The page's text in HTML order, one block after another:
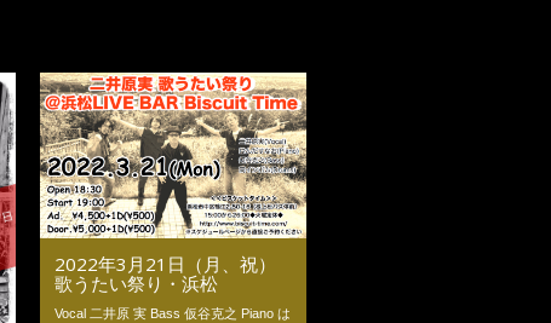
2022年3月21日（月、祝）
歌うたい祭り・浜松
Vocal 二井原 実 Bass 仮谷克之 Piano は